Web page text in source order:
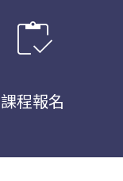
inventory
課程報名